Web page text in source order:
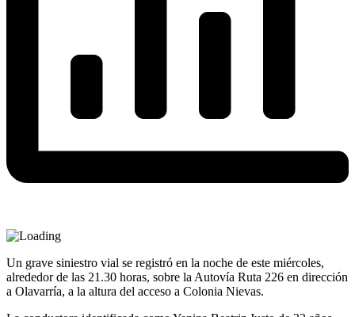
Un grave siniestro vial se registró en la noche de este miércoles,
alrededor de las 21.30 horas, sobre la Autovía Ruta 226 en dirección
a Olavarría, a la altura del acceso a Colonia Nievas.